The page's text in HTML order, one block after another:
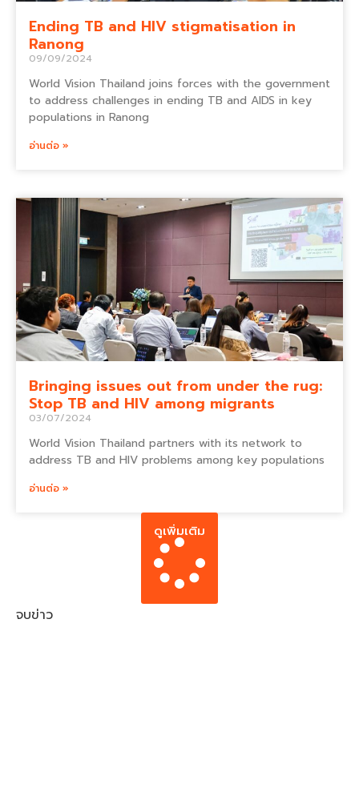
Ending TB and HIV stigmatisation in
Ranong
09/09/2024
World Vision Thailand joins forces with the government
to address challenges in ending TB and AIDS in key
populations in Ranong
อ่านต่อ »
Bringing issues out from under the rug:
Stop TB and HIV among migrants
03/07/2024
World Vision Thailand partners with its network to
address TB and HIV problems among key populations
อ่านต่อ »
ดูเพิ่มเติม
จบข่าว